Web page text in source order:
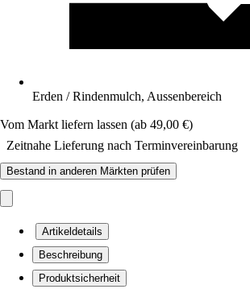
Erden / Rindenmulch, Aussenbereich
Vom Markt liefern lassen (ab 49,00 €)
Zeitnahe Lieferung nach Terminvereinbarung
Bestand in anderen Märkten prüfen
Artikeldetails
Beschreibung
Produktsicherheit